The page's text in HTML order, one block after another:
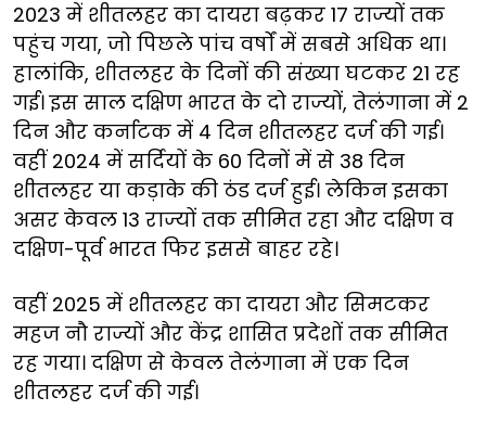
2023 में शीतलहर का दायरा बढ़कर 17 राज्यों तक
पहुंच गया, जो पिछले पांच वर्षों में सबसे अधिक था।
हालांकि, शीतलहर के दिनों की संख्या घटकर 21 रह
गई। इस साल दक्षिण भारत के दो राज्यों, तेलंगाना में 2
दिन और कर्नाटक में 4 दिन शीतलहर दर्ज की गई।
वहीं 2024 में सर्दियों के 60 दिनों में से 38 दिन
शीतलहर या कड़ाके की ठंड दर्ज हुई। लेकिन इसका
असर केवल 13 राज्यों तक सीमित रहा और दक्षिण व
दक्षिण-पूर्व भारत फिर इससे बाहर रहे।
वहीं 2025 में शीतलहर का दायरा और सिमटकर
महज नौ राज्यों और केंद्र शासित प्रदेशों तक सीमित
रह गया। दक्षिण से केवल तेलंगाना में एक दिन
शीतलहर दर्ज की गई।